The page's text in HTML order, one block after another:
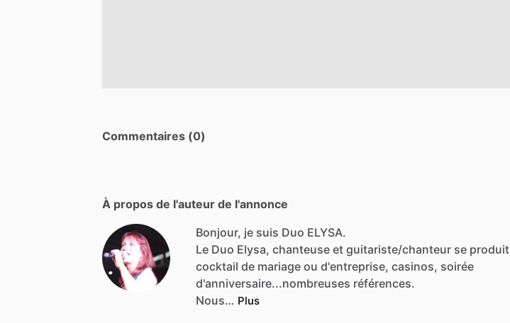
Commentaires (0)
À propos de l'auteur de l'annonce
Bonjour, je suis Duo ELYSA.
Le Duo Elysa, chanteuse et guitariste​/​chanteur se produit
cocktail de mariage ou d'entreprise, casinos, soirée
d'anniversaire...nombreuses références.
Nous… Plus